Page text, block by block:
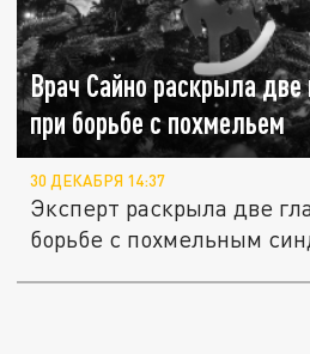
Врач Сайно раскрыла
при борьбе с похмельем
30 ДЕКАБРЯ 14:37
Эксперт раскрыла две
борьбе с похмельным